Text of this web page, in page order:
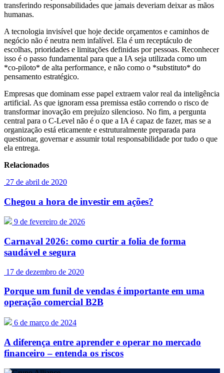
transferindo responsabilidades que jamais deveriam deixar as mãos
humanas.
A tecnologia invisível que hoje decide orçamentos e caminhos de
negócio não é neutra nem infalível. Ela é um receptáculo de
escolhas, prioridades e limitações definidas por pessoas. Reconhecer
isso é o passo fundamental para que a IA seja utilizada como um
*co-piloto* de alta performance, e não como o *substituto* do
pensamento estratégico.
Empresas que dominam esse papel extraem valor real da inteligência
artificial. As que ignoram essa premissa estão correndo o risco de
transformar inovação em prejuízo silencioso. No fim, a pergunta
central para o C-Level não é o que a IA é capaz de fazer, mas se a
organização está eticamente e estruturalmente preparada para
questionar, governar e assumir total responsabilidade por tudo o que
ela entrega.
Relacionados
27 de abril de 2020
Chegou a hora de investir em ações?
9 de fevereiro de 2026
Carnaval 2026: como curtir a folia de forma
saudável e segura
17 de dezembro de 2020
Porque um funil de vendas é importante em uma
operação comercial B2B
6 de março de 2024
A diferença entre aprender e operar no mercado
financeiro – entenda os riscos